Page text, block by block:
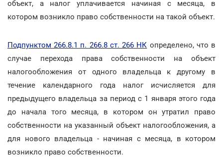
объект, а налог уплачивается начиная с месяца, в
котором возникло право собственности на такой объект.
Подпунктом 266.8.1 п. 266.8 ст. 266 НК определено, что в
случае перехода права собственности на объект
налогообложения от одного владельца к другому в
течение календарного года налог исчисляется для
предыдущего владельца за период с 1 января этого года
до начала того месяца, в котором он утратил право
собственности на указанный объект налогообложения, а
для нового владельца - начиная с месяца, в котором
возникло право собственности.